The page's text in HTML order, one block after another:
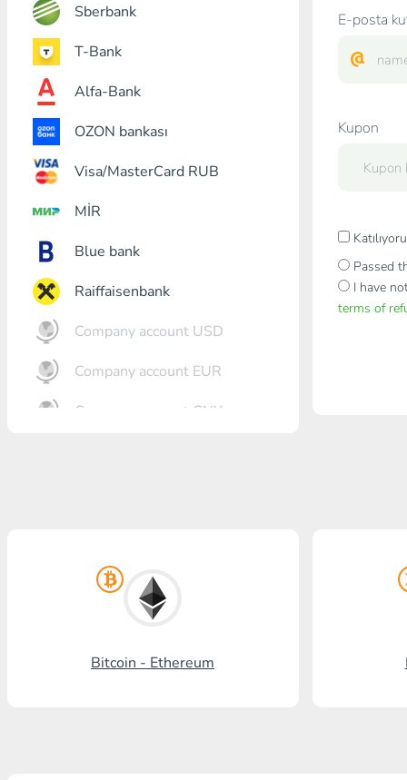
Sberbank
T-Bank
Alfa-Bank
OZON bankası
Visa/MasterCard RUB
MİR
Blue bank
Raiffaisenbank
Company account USD
Company account EUR
Company account CNY
Promsvyazbank
Rus standardı
E-posta
Kupon
Passed
I have
terms of
Bitcoin - Ethereum